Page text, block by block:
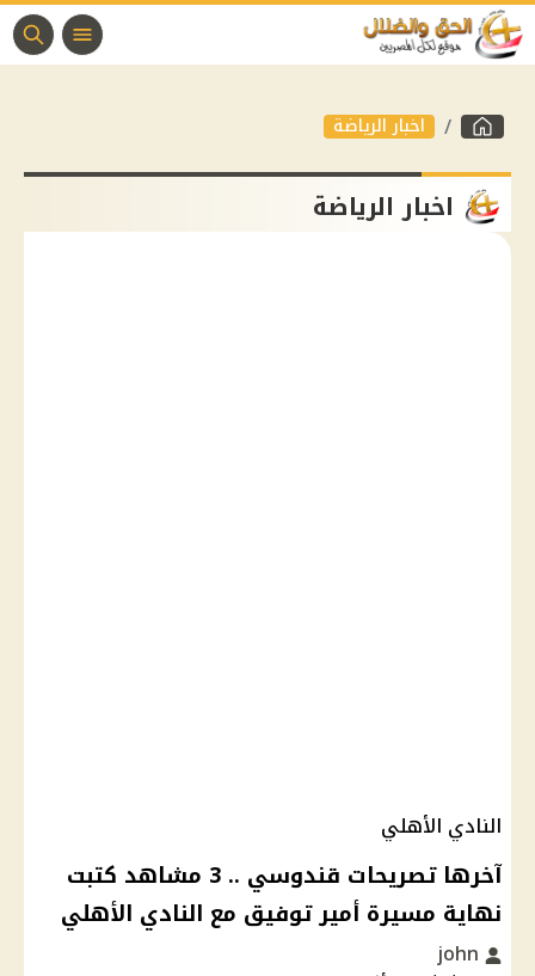
اخبار الرياضة
اخبار الرياضة
النادي الأهلي
آخرها تصريحات قندوسي .. 3 مشاهد كتبت
نهاية مسيرة أمير توفيق مع النادي الأهلي